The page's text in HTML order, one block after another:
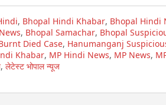
, Bhopal Hindi Khabar, Bhopal Hindi
, Bhopal Samachar, Bhopal
Died Case, Hanumanganj
Khabar, MP Hindi News, MP News,
, लेटेस्ट भोपाल न्यूज